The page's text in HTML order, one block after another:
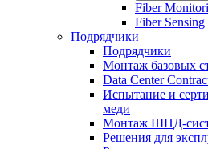
Fiber
Fiber Sensing
Подрядчики
Подрядчики
Монтаж базовых
Data Center
Испытание и
меди
Монтаж ШПД-
Решения для